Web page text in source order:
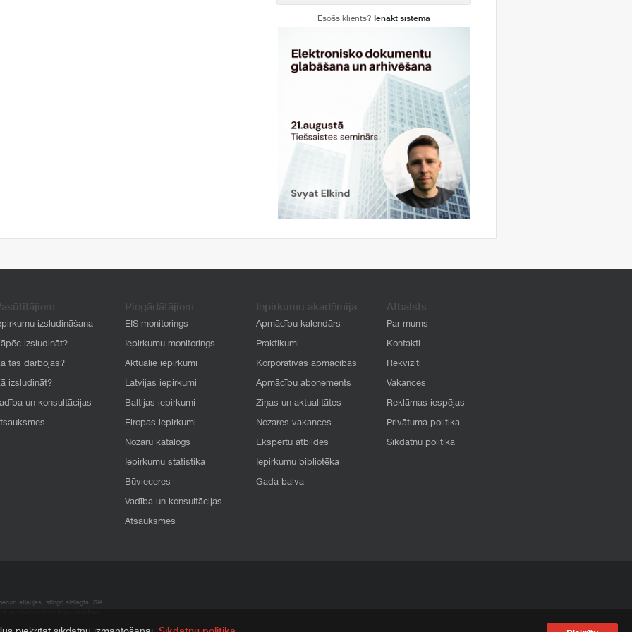
Esošs klients? Ienākt sistēmā
izsludināšana
izsludināt?
tas darbojas?
izsludināt?
un konsultācijas
Piegādātājiem
EIS monitorings
Iepirkumu monitorings
Aktuālie iepirkumi
Latvijas iepirkumi
Baltijas iepirkumi
Eiropas iepirkumi
Nozaru katalogs
Iepirkumu statistika
Būvieceres
Vadība un konsultācijas
Atsauksmes
Iepirkumu akadēmija
Apmācību kalendārs
Praktikumi
Korporatīvās apmācības
Apmācību abonements
Ziņas un aktualitātes
Nozares vakances
Ekspertu atbildes
Iepirkumu bibliotēka
Gada balva
Atbalsts
Par mums
Kontakti
Rekvizīti
Vakances
Reklāmas iespējas
Privātuma politika
Sīkdatņu politika
atļaujas, stingri aizliegta. SIA